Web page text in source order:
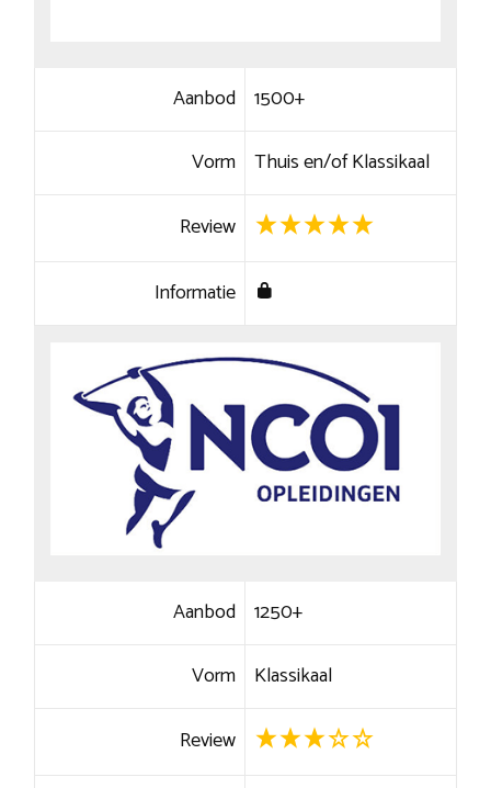
Aanbod 1500+
Vorm Thuis en/of Klassikaal
Review
Informatie
Aanbod 1250+
Vorm Klassikaal
Review